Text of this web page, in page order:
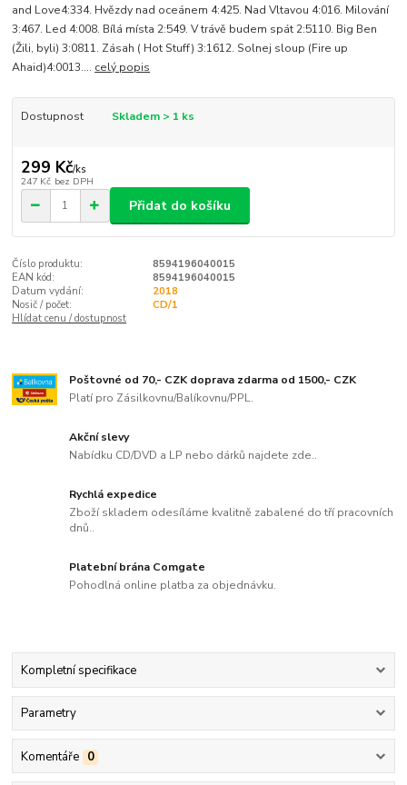
and Love4:334. Hvězdy nad oceánem 4:425. Nad Vltavou 4:016. Milování
3:467. Led 4:008. Bílá místa 2:549. V trávě budem spát 2:5110. Big Ben
(Žili, byli) 3:0811. Zásah ( Hot Stuff) 3:1612. Solnej sloup (Fire up
Ahaid)4:0013.... celý popis
Dostupnost Skladem > 1 ks
299 Kč/ks
247 Kč bez DPH
Přidat do košíku
Číslo produktu:
8594196040015
EAN kód:
8594196040015
Datum vydání:
2018
Nosič / počet:
CD/1
Hlídat cenu / dostupnost
Poštovné od 70,- CZK doprava zdarma od 1500,- CZK
Platí pro Zásilkovnu/Balíkovnu/PPL.
Akční slevy
Nabídku CD/DVD a LP nebo dárků najdete zde..
Rychlá expedice
Zboží skladem odesíláme kvalitně zabalené do tří pracovních
dnů..
Platební brána Comgate
Pohodlná online platba za objednávku.
Kompletní specifikace
Parametry
Komentáře 0